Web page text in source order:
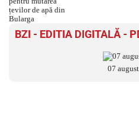
BZI - EDITIA DIGITALĂ -
07